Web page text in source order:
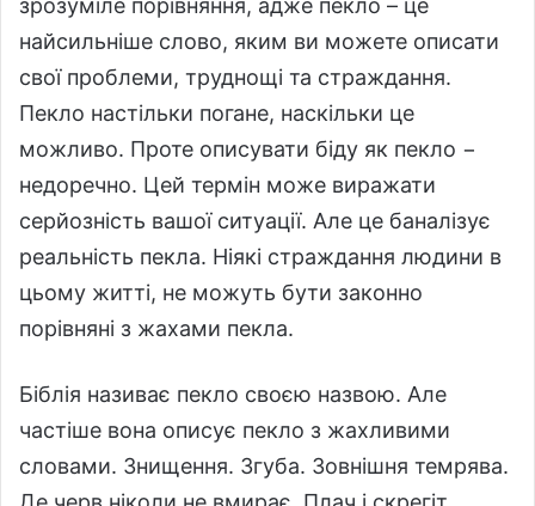
зрозуміле порівняння, адже пекло – це
найсильніше слово, яким ви можете описати
свої проблеми, труднощі та страждання.
Пекло настільки погане, наскільки це
можливо. Проте описувати біду як пекло −
недоречно. Цей термін може виражати
серйозність вашої ситуації. Але це баналізує
реальність пекла. Ніякі страждання людини в
цьому житті, не можуть бути законно
порівняні з жахами пекла.
Біблія називає пекло своєю назвою. Але
частіше вона описує пекло з жахливими
словами. Знищення. Згуба. Зовнішня темрява.